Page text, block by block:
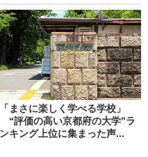
「まさに楽しく学べる学校」
“評価の高い京都府の大学”ラ
ンキング上位に集まった声...